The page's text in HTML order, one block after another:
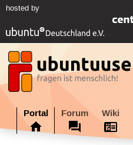
hosted by
Portal Forum Wiki